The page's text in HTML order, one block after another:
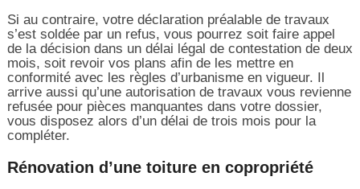
Si au contraire, votre déclaration préalable de travaux
s’est soldée par un refus, vous pourrez soit faire appel
de la décision dans un délai légal de contestation de deux
mois, soit revoir vos plans afin de les mettre en
conformité avec les règles d’urbanisme en vigueur. Il
arrive aussi qu’une autorisation de travaux vous revienne
refusée pour pièces manquantes dans votre dossier,
vous disposez alors d’un délai de trois mois pour la
compléter.
Rénovation d’une toiture en copropriété